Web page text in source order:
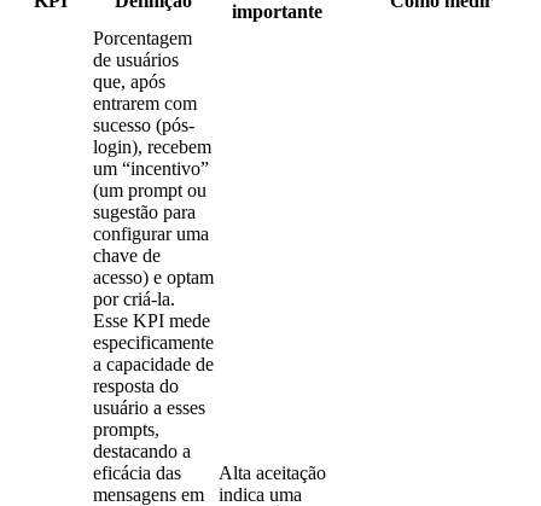
importante
Porcentagem
de usuários
que, após
entrarem com
sucesso (pós-
login), recebem
um “incentivo”
(um prompt ou
sugestão para
configurar uma
chave de
acesso) e optam
por criá-la.
Esse KPI mede
especificamente
a capacidade de
resposta do
usuário a esses
prompts,
destacando a
eficácia das
mensagens em
Alta aceitação
indica uma